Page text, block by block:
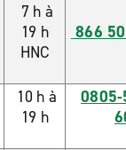
7 h à
19 h
HNC
866
10 h à
19 h